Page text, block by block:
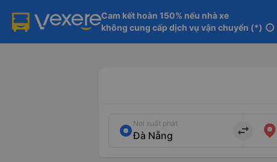
Cam kết hoàn 150% nếu nhà xe
không cung cấp dịch vụ vận chuyển (*) info
Nơi xuất phát
import_export